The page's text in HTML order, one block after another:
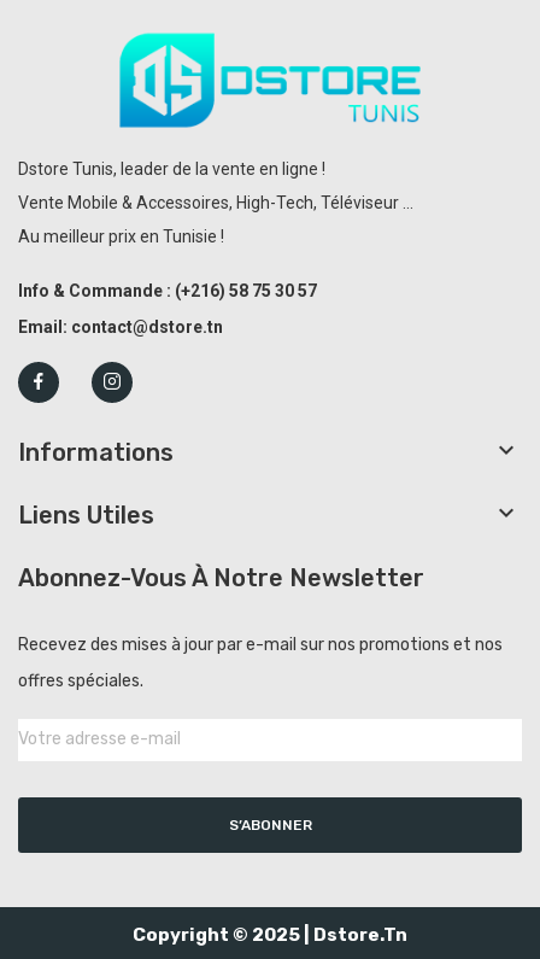
Dstore Tunis, leader de la vente en ligne !
Vente Mobile & Accessoires, High-Tech, Téléviseur ...
Au meilleur prix en Tunisie !
Info & Commande : (+216) 58 75 30 57
Email: contact@dstore.tn
Informations 
Liens Utiles 
Abonnez-Vous À Notre Newsletter
Recevez des mises à jour par e-mail sur nos promotions et nos
offres spéciales.
S’ABONNER
Copyright © 2025 | Dstore.tn